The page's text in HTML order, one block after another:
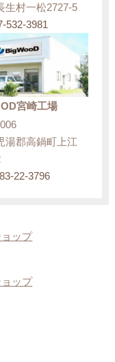
生村一松2727-5
532-3981
宮崎工場
湯郡高鍋町上江
22-3796
ップ
ップ